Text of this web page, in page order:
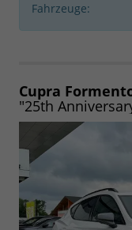
Fahrzeuge:
Cupra